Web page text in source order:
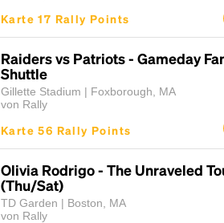
Karte 17 Rally Points
Raiders vs Patriots - Gameday
Shuttle
Gillette Stadium | Foxborough, MA
von Rally
Karte 56 Rally Points
Olivia Rodrigo - The Unraveled
(Thu/Sat)
TD Garden | Boston, MA
von Rally